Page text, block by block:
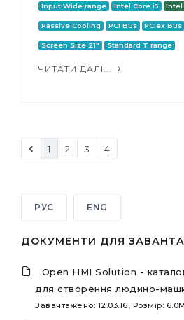
Input Wide range Intel Core i5 Intel
Passive Cooling PCI Bus PCIex Bus
Screen Size 21" Standard T range
ЧИТАТИ ДАЛІ...
1 2 3 4
РУС ENG
ДОКУМЕНТИ ДЛЯ
Open HMI Solution -
для створення людино-
Завантажено: 12.03.16, Розмір: 6.0M